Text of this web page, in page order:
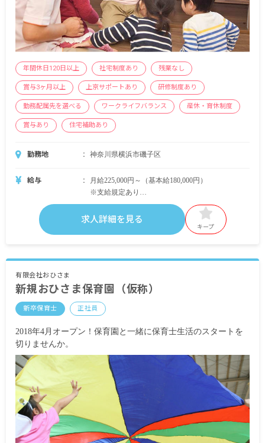
年間休日120日以上 社宅制度あり 残業なし
賞与3ヶ月以上 上京サポートあり 研修制度あり
勤務配属先を選べる ワークライフバランス 産休・育休制度
賞与あり 住宅補助あり
勤務地 神奈川県横浜市磯子区
給与
月給225,000円～（基本給180,000円）
※支給規定あり
※処遇改善は別途加算となる場合あり
昇給年1回（本人評価、会社業績により支給）
交通費支給 上限月額40,000円（6ヶ月定期支給の
求人詳細を見る
キープ
有限会社おひさま
新規おひさま保育園（仮称）
新卒保育士 正社員
2018年4月オープン！保育園と一緒に保育士生活のスタートを
切りませんか。